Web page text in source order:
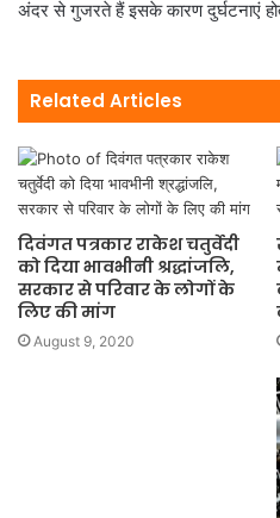
अंदर से गुजरते हैं इसके कारण दुर्घटनाएं
Related Articles
दिवंगत पत्रकार राकेश चतुर्वेदी
को दिया भावभीनी श्रद्धांजलि,
सरकार से परिवार के लोगों के
लिए की मांग
August 9, 2020